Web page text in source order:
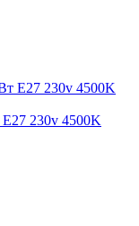
230v 4500K